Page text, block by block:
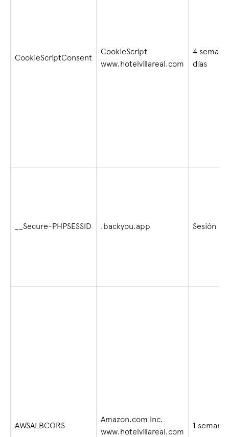
CookieScriptConsent
CookieScript
www.hotelvillareal.com
4
días
__Secure-PHPSESSID .backyou.app Sesión
AWSALBCORS
Amazon.com Inc.
www.hotelvillareal.com
1 semana